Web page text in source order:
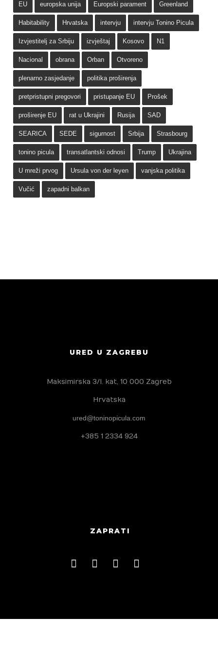
EU europska unija Europski parament Greenland
Habitability Hrvatska intervju intervju Tonino Picula
Izvjestitelj za Srbiju izvještaj Kosovo N1
Nacional obrana Orban Otvoreno
plenarno zasjedanje politika proširenja
pretpristupni pregovori pristupanje EU Prošek
proširenje EU rat u Ukrajini Rusija SAD
SEARICA SEDE sigurnost Srbija Strasbourg
tonino picula transatlantski odnosi Trump Ukrajina
U mreži prvog Ursula von der leyen vanjska politika
Vučić zapadni balkan
URED U ZAGREBU
Maksimirska 3/I. kat, 10 000 Zagreb
Hrvatska
ured@toninopicula.com
+385 1 2334 924
ZAPRATI